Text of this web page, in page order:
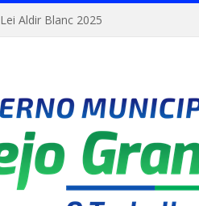
Lei Aldir Blanc 2025